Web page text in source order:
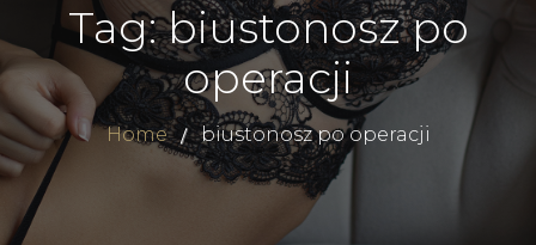
Tag: biustonosz po
operacji
Home biustonosz po operacji